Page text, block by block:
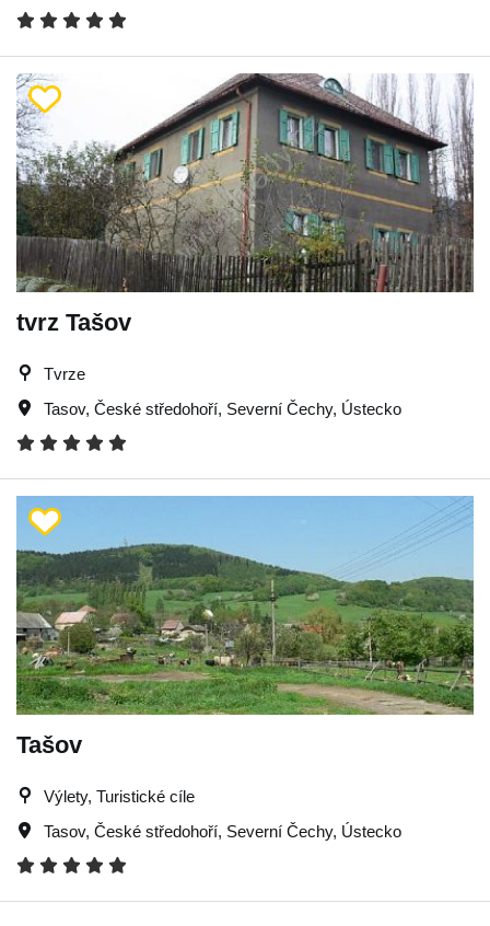
tvrz Tašov
Tvrze
Tasov, České středohoří, Severní Čechy, Ústecko
Tašov
Výlety, Turistické cíle
Tasov, České středohoří, Severní Čechy, Ústecko